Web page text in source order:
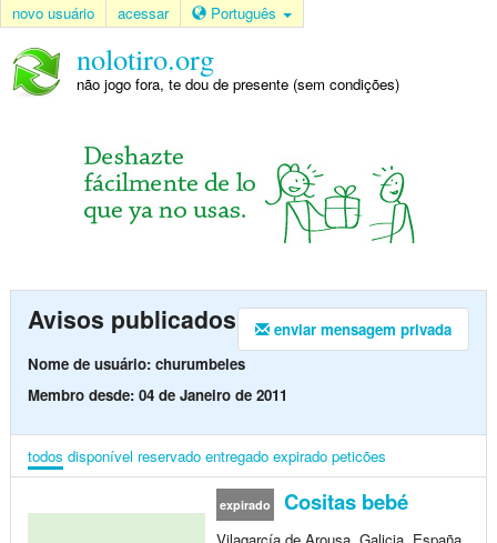
novo usuário acessar Português
nolotiro.org
não jogo fora, te dou de presente (sem condições)
enviar mensagem privada
Avisos publicados
Nome de usuário: churumbeles
Membro desde: 04 de Janeiro de 2011
todos disponível reservado entregado expirado peticões
expirado Cositas bebé
Vilagarcía de Arousa, Galicia, España